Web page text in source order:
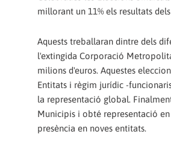
millorant un 11% els resultats
Aquests treballaran dintre dels
l'extingida Corporació
milions d'euros. Aquestes
Entitats i règim jurídic -
la representació global.
Municipis i obté representació
presència en noves entitats.